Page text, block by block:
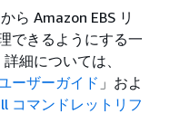
ら Amazon EBS リ
できるようにする一
細については、
ーザーガイド 」およ
コマンドレットリフ